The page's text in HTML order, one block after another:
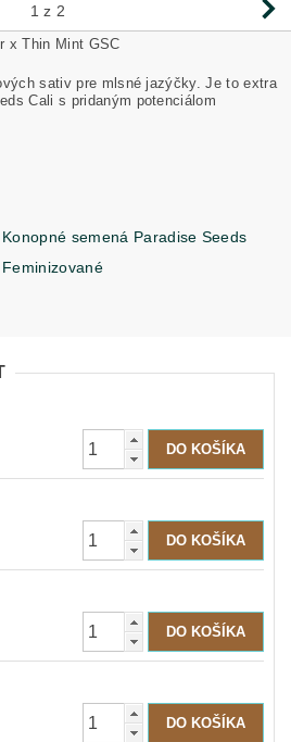
1 z 2
x Thin Mint GSC
sativ pre mlsné jazýčky. Je to extra
Cali s pridaným potenciálom
Konopné semená Paradise Seeds
Feminizované